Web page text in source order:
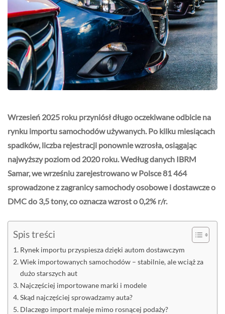
Wrzesień 2025 roku przyniósł długo oczekiwane odbicie na
rynku importu samochodów używanych. Po kilku miesiącach
spadków, liczba rejestracji ponownie wzrosła, osiągając
najwyższy poziom od 2020 roku. Według danych IBRM
Samar, we wrześniu zarejestrowano w Polsce 81 464
sprowadzone z zagranicy samochody osobowe i dostawcze o
DMC do 3,5 tony, co oznacza wzrost o 0,2% r/r.
Spis treści
Rynek importu przyspiesza dzięki autom dostawczym
Wiek importowanych samochodów – stabilnie, ale wciąż za
dużo starszych aut
Najczęściej importowane marki i modele
Skąd najczęściej sprowadzamy auta?
Dlaczego import maleje mimo rosnącej podaży?